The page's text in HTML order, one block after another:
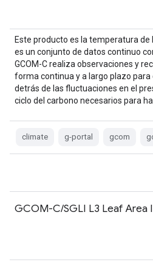
Este producto es la temperatura
es un conjunto de datos continuo
GCOM-C realiza observaciones y
forma continua y a largo plazo
detrás de las fluctuaciones en el
ciclo del carbono necesarios para
climate g-portal gcom
GCOM-C/SGLI L3 Leaf Area